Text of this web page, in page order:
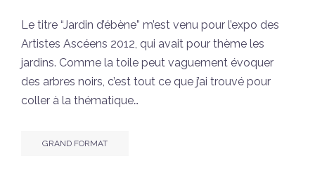
Le titre “Jardin d’ébène” m’est venu pour l’expo des
Artistes Ascéens 2012, qui avait pour thème les
jardins. Comme la toile peut vaguement évoquer
des arbres noirs, c’est tout ce que j’ai trouvé pour
coller à la thématique…
GRAND FORMAT